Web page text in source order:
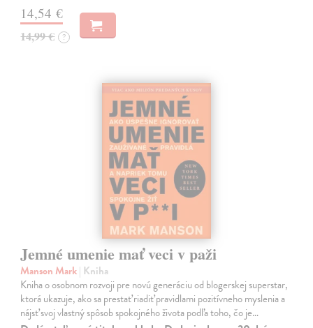
14,54 €
14,99 € ?
Jemné umenie mať veci v paži
Manson Mark| Kniha
Kniha o osobnom rozvoji pre novú generáciu od blogerskej superstar,
ktorá ukazuje, ako sa prestať riadiť pravidlami pozitívneho myslenia a
nájsť svoj vlastný spôsob spokojného života podľa toho, čo je…